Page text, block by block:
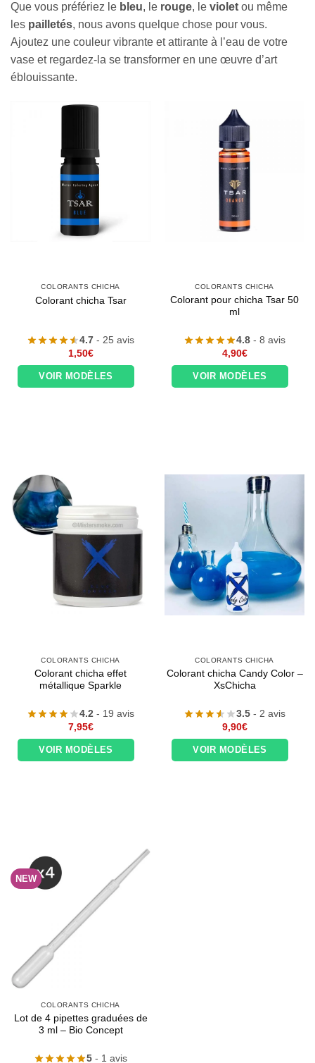
Que vous préfériez le bleu, le rouge, le violet ou même
les pailletés, nous avons quelque chose pour vous.
Ajoutez une couleur vibrante et attirante à l’eau de votre
vase et regardez-la se transformer en une œuvre d’art
éblouissante.
COLORANTS CHICHA
Colorant chicha Tsar
4.7 - 25 avis
1,50€
VOIR MODÈLES
COLORANTS CHICHA
Colorant pour chicha Tsar 50
ml
4.8 - 8 avis
4,90€
VOIR MODÈLES
COLORANTS CHICHA
Colorant chicha effet
métallique Sparkle
4.2 - 19 avis
7,95€
VOIR MODÈLES
COLORANTS CHICHA
Colorant chicha Candy Color –
XsChicha
3.5 - 2 avis
9,90€
VOIR MODÈLES
NEW
COLORANTS CHICHA
Lot de 4 pipettes graduées de
3 ml – Bio Concept
5 - 1 avis